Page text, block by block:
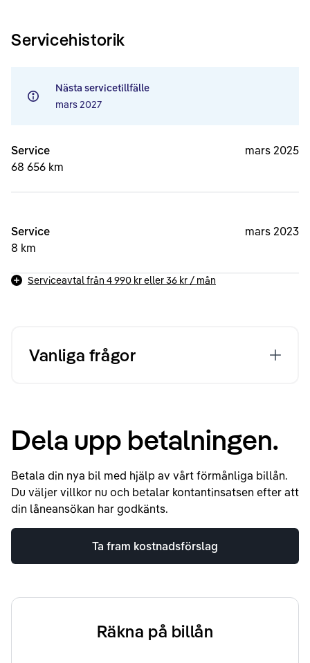
Servicehistorik
Nästa servicetillfälle
mars 2027
Service
68 656 km
mars 2025
Service
8 km
mars 2023
Serviceavtal från 4 990 kreller36 kr / mån
Vanliga frågor
Dela upp betalningen.
Betala din nya bil med hjälp av vårt förmånliga billån.
Du väljer villkor nu och betalar kontantinsatsen efter att
din låneansökan har godkänts.
Ta fram kostnadsförslag
Räkna på billån